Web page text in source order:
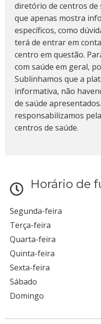
Horário de
Segunda-feira
Terça-feira
Quarta-feira
Quinta-feira
Sexta-feira
Sábado
Domingo
diretório de centros de
que apenas mostra
específicos, como
terá de entrar em
centro em questão.
com saúde em geral,
Sublinhamos que a
informativa, não
de saúde
responsabilizamos
centros de saúde.